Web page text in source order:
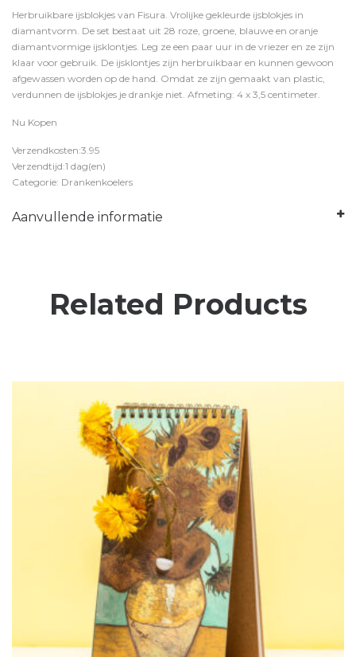
Herbruikbare ijsblokjes van Fisura. Vrolijke gekleurde ijsblokjes in
diamantvorm. De set bestaat uit 28 roze, groene, blauwe en oranje
diamantvormige ijsklontjes. Leg ze een paar uur in de vriezer en ze zijn
klaar voor gebruik. De ijsklontjes zijn herbruikbaar en kunnen gewoon
afgewassen worden op de hand. Omdat ze zijn gemaakt van plastic,
verdunnen de ijsblokjes je drankje niet. Afmeting: 4 x 3,5 centimeter.
Nu Kopen
Verzendkosten:3.95
Verzendtijd:1 dag(en)
Categorie: Drankenkoelers
Aanvullende informatie
Related Products